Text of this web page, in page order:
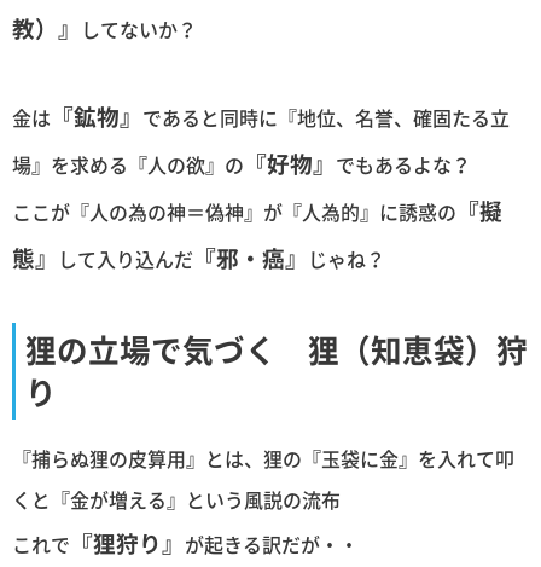
教）』 してないか？
金は 『鉱物』 であると同時に『地位、名誉、確固たる立
場』を求める『人の欲』の 『好物』 でもあるよな？
ここが『人の為の神＝偽神』が『人為的』に誘惑の 『擬
態』 して入り込んだ 『邪・癌』 じゃね？
狸の立場で気づく 狸（知恵袋）狩
り
『捕らぬ狸の皮算用』とは、狸の『玉袋に金』を入れて叩
くと『金が増える』という風説の流布
これで 『狸狩り』 が起きる訳だが・・